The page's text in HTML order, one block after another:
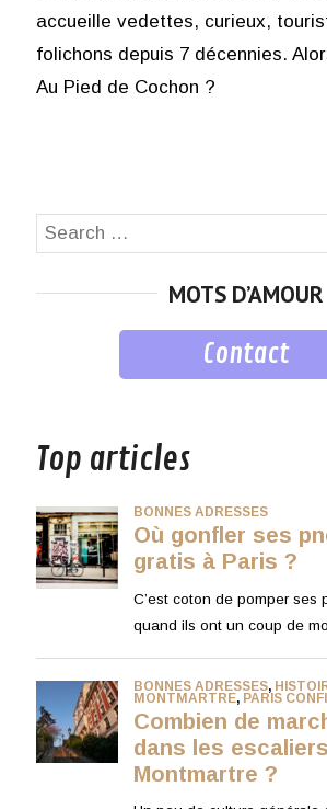
accueille vedettes, curieux,
folichons depuis 7 décennies.
Au Pied de Cochon ?
Search
MOTS D’AMOUR
Contact
Top articles